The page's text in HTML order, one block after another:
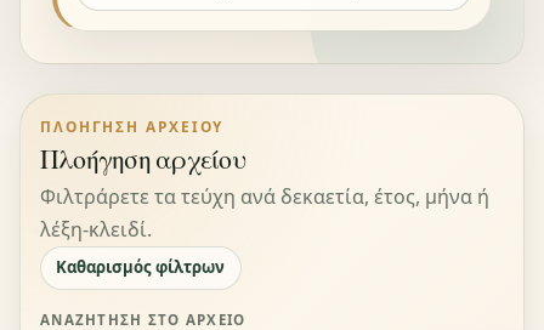
ΠΛΟΉΓΗΣΗ ΑΡΧΕΊΟΥ
Πλοήγηση αρχείου
Φιλτράρετε τα τεύχη ανά δεκαετία, έτος, μήνα ή
λέξη-κλειδί.
Καθαρισμός φίλτρων
ΑΝΑΖΉΤΗΣΗ ΣΤΟ ΑΡΧΕΊΟ